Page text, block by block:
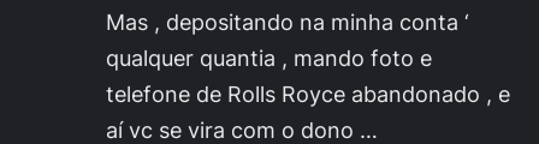
Mas , depositando na minha conta ‘
qualquer quantia , mando foto e
telefone de Rolls Royce abandonado , e
aí vc se vira com o dono …